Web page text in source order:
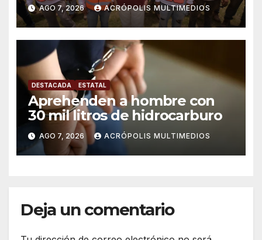
AGO 7, 2026 ACRÓPOLIS MULTIMEDIOS
DESTACADA ESTATAL
Aprehenden a hombre con
30 mil litros de hidrocarburo
AGO 7, 2026 ACRÓPOLIS MULTIMEDIOS
Deja un comentario